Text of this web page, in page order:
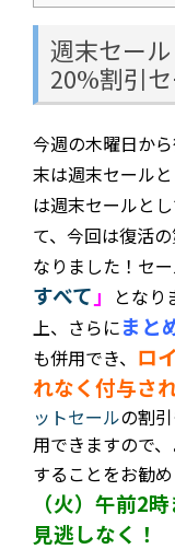
週末セー
20%割引
今週の木曜日か
末は週末セール
は週末セールと
て、今回は復活
なりました！セ
すべて 」
となり
上、 さらにまと
も併用でき、 ロ
れなく付与さ
ットセールの割
用できますので
することをお勧め
（火）午前2
見逃しなく！